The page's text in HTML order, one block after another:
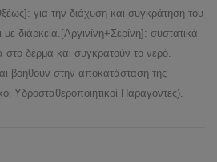
για την διάχυση και συγκράτηση του
διάρκεια.[Αργινίνη+Σερίνη]: συστατικά
δέρμα και συγκρατούν το νερό.
βοηθούν στην αποκατάσταση της
Υδροσταθεροποιητικοί Παράγοντες).